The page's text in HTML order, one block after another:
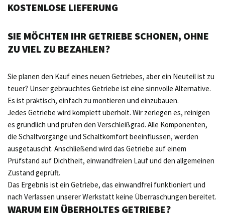
KOSTENLOSE LIEFERUNG
SIE MÖCHTEN IHR GETRIEBE SCHONEN, OHNE
ZU VIEL ZU BEZAHLEN?
Sie planen den Kauf eines neuen Getriebes, aber ein Neuteil ist zu
teuer? Unser gebrauchtes Getriebe ist eine sinnvolle Alternative.
Es ist praktisch, einfach zu montieren und einzubauen.
Jedes Getriebe wird komplett überholt. Wir zerlegen es, reinigen
es gründlich und prüfen den Verschleißgrad. Alle Komponenten,
die Schaltvorgänge und Schaltkomfort beeinflussen, werden
ausgetauscht. Anschließend wird das Getriebe auf einem
Prüfstand auf Dichtheit, einwandfreien Lauf und den allgemeinen
Zustand geprüft.
Das Ergebnis ist ein Getriebe, das einwandfrei funktioniert und
nach Verlassen unserer Werkstatt keine Überraschungen bereitet.
WARUM EIN ÜBERHOLTES GETRIEBE?